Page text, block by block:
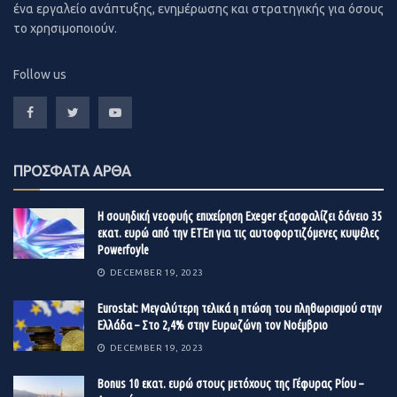
εργαζομένους των πληττόμενων κλάδων.
υποχρεώσεις,
κύμα καθυστερούμενων οφειλών.
Παράταση του μέτρου της ελάφρυνσης των
τη μείωση ενοικίων.
Αυτά και άλλα μέτρα που ενδέχεται να επιστρατευθούν
για να αποτραπούν σοβαρότερες βλάβες στην οικονομία
εντείνουν τη δημοσιονομική πίεση, την ώρα που
λογαριασμός της ζημιάς από την κρίση του κορονοϊού
πλησιάζει ήδη τα 7,2 δισ. ευρώ, καθώς, με βάση στοιχεία
τέλους Ιουνίου που δημοσίευσε χθες το υπουργείο
ένα εργαλείο ανάπτυξης, ενημέρωσης και στρατηγικής για όσους
το χρησιμοποιούν.
Follow us
ΠΡΟΣΦΑΤΑ ΑΡΘΑ
Η σουηδική νεοφυής επιχείρηση Exeger εξασφαλίζει δάνειο 35
εκατ. ευρώ από την ΕΤΕπ για τις αυτοφορτιζόμενες κυψέλες
Powerfoyle
DECEMBER 19, 2023
Eurostat: Μεγαλύτερη τελικά η πτώση του πληθωρισμού στην
Ελλάδα – Στο 2,4% στην Ευρωζώνη τον Νοέμβριο
DECEMBER 19, 2023
Βonus 10 εκατ. ευρώ στους μετόχους της Γέφυρας Ρίου –